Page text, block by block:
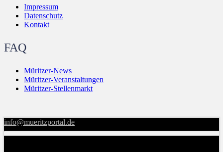
Impressum
Datenschutz
Kontakt
FAQ
Müritzer-News
Müritzer-Veranstaltungen
Müritzer-Stellenmarkt
info@mueritzportal.de